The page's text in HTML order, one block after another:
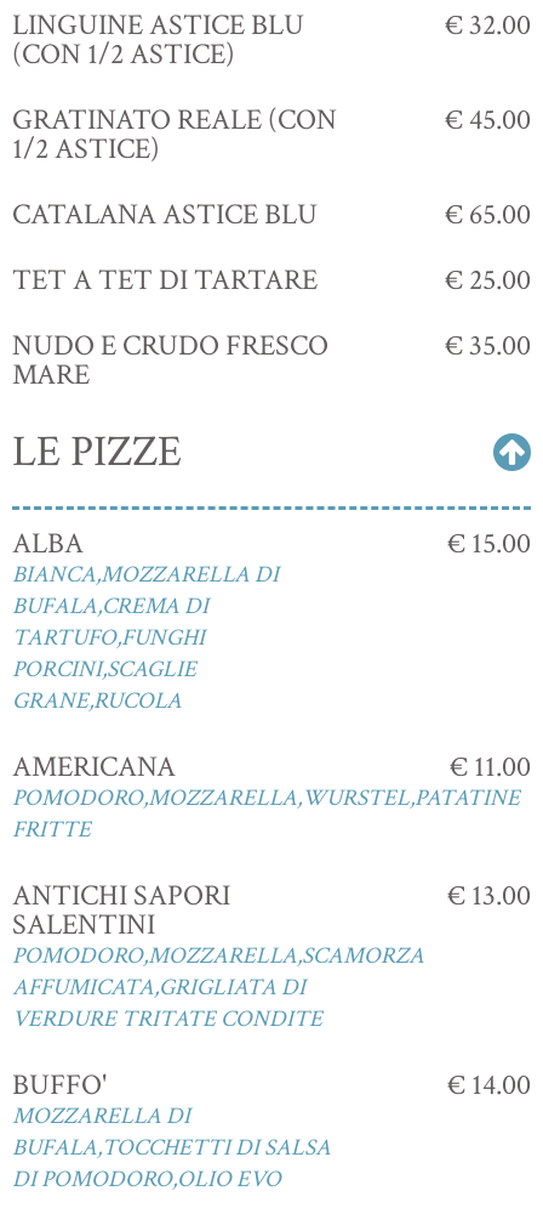
LINGUINE ASTICE BLU
(CON 1/2 ASTICE)
€ 32.00
GRATINATO REALE (CON
1/2 ASTICE)
€ 45.00
CATALANA ASTICE BLU
€ 65.00
TET A TET DI TARTARE
€ 25.00
NUDO E CRUDO FRESCO
MARE
€ 35.00
LE PIZZE
ALBA
BIANCA,MOZZARELLA DI
BUFALA,CREMA DI
TARTUFO,FUNGHI
PORCINI,SCAGLIE
GRANE,RUCOLA
€ 15.00
AMERICANA
POMODORO,MOZZARELLA,WURSTEL,PATATINE
FRITTE
€ 11.00
ANTICHI SAPORI
SALENTINI
POMODORO,MOZZARELLA,SCAMORZA
AFFUMICATA,GRIGLIATA DI
VERDURE TRITATE CONDITE
€ 13.00
BUFFO'
MOZZARELLA DI
BUFALA,TOCCHETTI DI SALSA
DI POMODORO,OLIO EVO
€ 14.00